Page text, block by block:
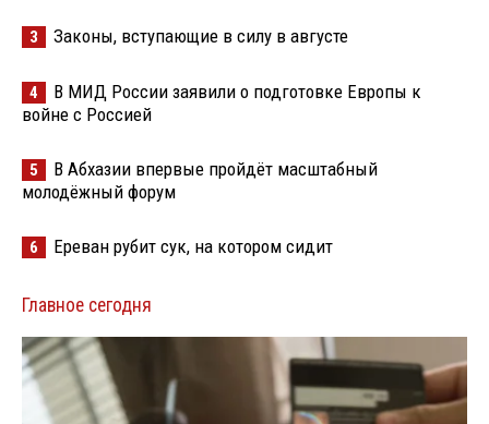
3 Законы, вступающие в силу в августе
4
В МИД России заявили о подготовке Европы к
войне с Россией
5
В Абхазии впервые пройдёт масштабный
молодёжный форум
6 Ереван рубит сук, на котором сидит
Главное сегодня